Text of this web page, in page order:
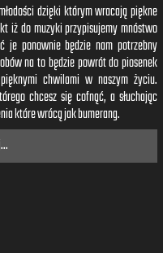
dzięki którym wracają piękne
iż do muzyki przypisujemy mnóstwo
je ponownie będzie nam potrzebny
na to będzie powrót do piosenek
chwilami w naszym życiu.
chcesz się cofnąć, a słuchając
które wrócą jak bumerang.